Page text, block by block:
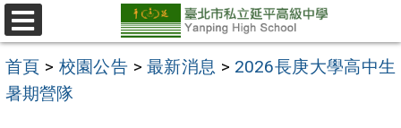
跳
至
主
要
選
單
首頁 > 校園公告 > 最新消息 > 2026長庚大學高中生
暑期營隊